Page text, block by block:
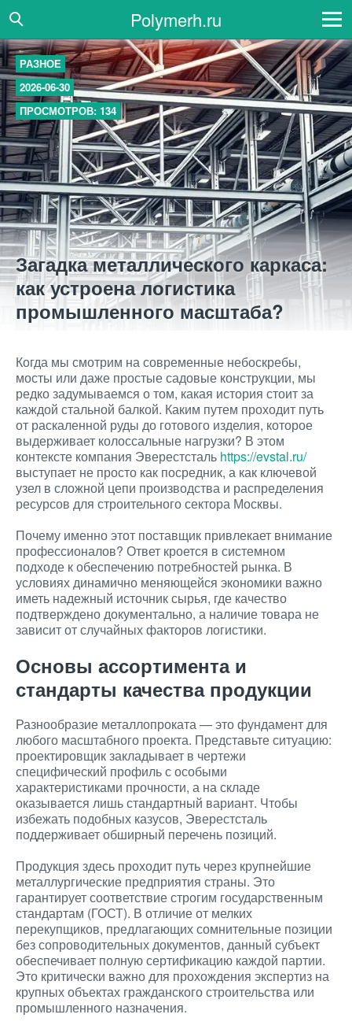
Polymerh.ru
РАЗНОЕ
2026-06-30
ПРОСМОТРОВ: 134
Загадка металлического каркаса:
как устроена логистика
промышленного масштаба?
Когда мы смотрим на современные небоскребы,
мосты или даже простые садовые конструкции, мы
редко задумываемся о том, какая история стоит за
каждой стальной балкой. Каким путем проходит путь
от раскаленной руды до готового изделия, которое
выдерживает колоссальные нагрузки? В этом
контексте компания Эверестсталь https://evstal.ru/
выступает не просто как посредник, а как ключевой
узел в сложной цепи производства и распределения
ресурсов для строительного сектора Москвы.
Почему именно этот поставщик привлекает внимание
профессионалов? Ответ кроется в системном
подходе к обеспечению потребностей рынка. В
условиях динамично меняющейся экономики важно
иметь надежный источник сырья, где качество
подтверждено документально, а наличие товара не
зависит от случайных факторов логистики.
Основы ассортимента и
стандарты качества продукции
Разнообразие металлопроката — это фундамент для
любого масштабного проекта. Представьте ситуацию:
проектировщик закладывает в чертежи
специфический профиль с особыми
характеристиками прочности, а на складе
оказывается лишь стандартный вариант. Чтобы
избежать подобных казусов, Эверестсталь
поддерживает обширный перечень позиций.
Продукция здесь проходит путь через крупнейшие
металлургические предприятия страны. Это
гарантирует соответствие строгим государственным
стандартам (ГОСТ). В отличие от мелких
перекупщиков, предлагающих сомнительные позиции
без сопроводительных документов, данный субъект
обеспечивает полную сертификацию каждой партии.
Это критически важно для прохождения экспертиз на
крупных объектах гражданского строительства или
промышленного назначения.